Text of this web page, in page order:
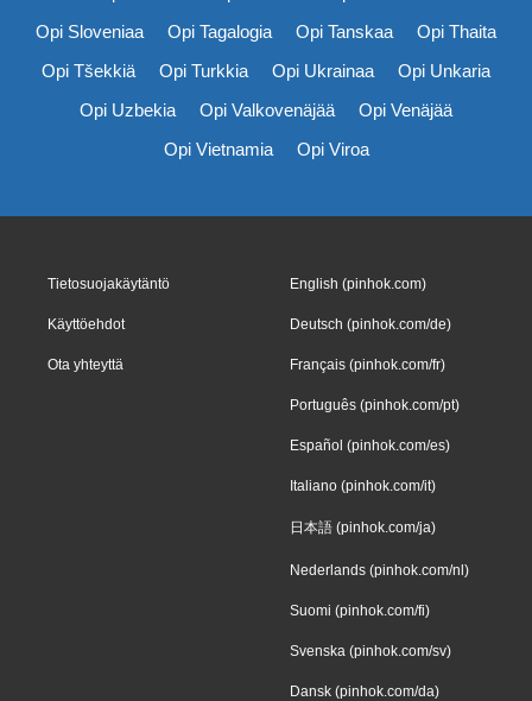
Opi Sloveniaa
Opi Tagalogia Opi Tanskaa
Opi Thaita
Opi Tšekkiä
Opi Turkkia Opi Ukrainaa
Opi Unkaria
Opi Uzbekia
Opi Valkovenäjää
Opi Venäjää
Opi Vietnamia
Opi Viroa
Tietosuojakäytäntö
Käyttöehdot
Ota yhteyttä
English (pinhok.com)
Deutsch (pinhok.com/de)
Français (pinhok.com/fr)
Português (pinhok.com/pt)
Español (pinhok.com/es)
Italiano (pinhok.com/it)
日本語 (pinhok.com/ja)
Nederlands (pinhok.com/nl)
Suomi (pinhok.com/fi)
Svenska (pinhok.com/sv)
Dansk (pinhok.com/da)